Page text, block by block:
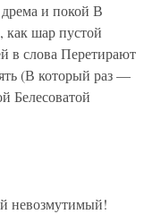
и покой В
как шар пустой
в слова Перетирают
(В который раз —
Белесоватой
невозмутимый!